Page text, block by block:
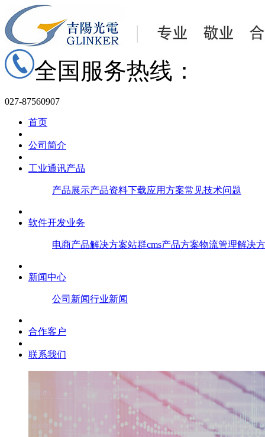
全国服务热线：
027-87560907
首页
公司简介
工业通讯产品
产品展示产品资料下载应用方案常见技术问题
软件开发业务
电商产品解决方案站群cms产品方案物流管理解决
新闻中心
公司新闻行业新闻
合作客户
联系我们